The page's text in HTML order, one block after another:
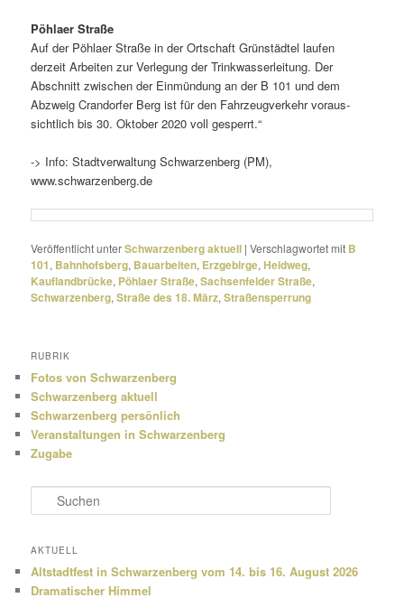
Pöhlaer Straße
Auf der Pöhlaer Straße in der Ortschaft Grünstädtel laufen
derzeit Arbeiten zur Verlegung der Trinkwasserleitung. Der
Abschnitt zwischen der Einmündung an der B 101 und dem
Abzweig Crandorfer Berg ist für den Fahrzeugverkehr voraus­
sicht­lich bis 30. Oktober 2020 voll gesperrt.“
-> Info: Stadtverwaltung Schwarzenberg (PM),
www.schwarzenberg.de
Veröffentlicht unterSchwarzenberg aktuell |Verschlagwortet mit B
101, Bahnhofsberg, Bauarbeiten, Erzgebirge,Heidweg,
Kauflandbrücke, Pöhlaer Straße,Sachsenfelder Straße,
Schwarzenberg,Straße des 18. März,Straßensperrung
RUBRIK
Fotos von Schwarzenberg
Schwarzenberg aktuell
Schwarzenberg persönlich
Veranstaltungen in Schwarzenberg
Zugabe
u
h
n
AKTUELL
Altstadtfest in Schwarzenberg vom 14. bis 16. August 2026
Dramatischer Himmel